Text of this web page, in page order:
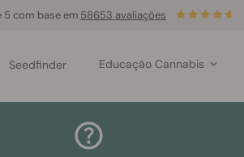
5 com base em 58653 avaliações
Seedfinder Educação Cannabis